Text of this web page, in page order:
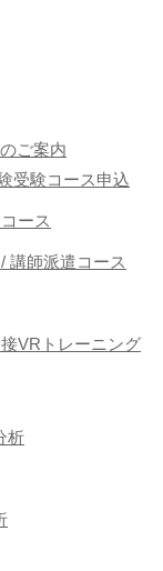
ご案内
受験コース申込
ース
講師派遣コース
VRトレーニング
析